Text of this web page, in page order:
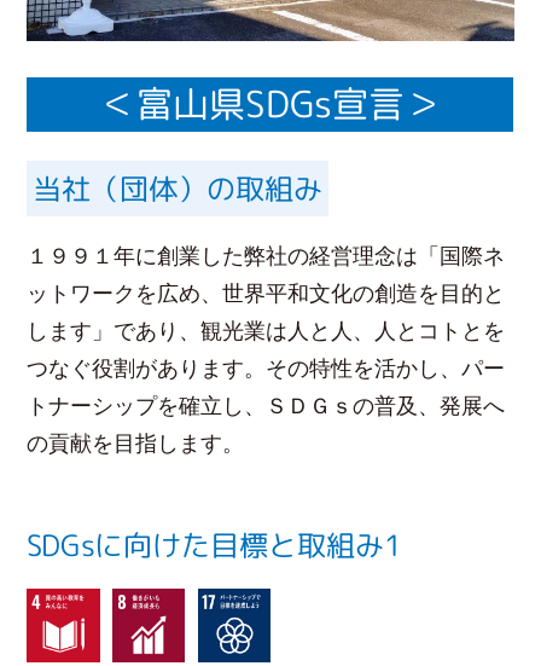
＜富山県SDGs宣言＞
当社（団体）の取組み
１９９１年に創業した弊社の経営理念は「国際ネ
ットワークを広め、世界平和文化の創造を目的と
します」であり、観光業は人と人、人とコトとを
つなぐ役割があります。その特性を活かし、パー
トナーシップを確立し、ＳＤＧｓの普及、発展へ
の貢献を目指します。
SDGsに向けた目標と取組み1